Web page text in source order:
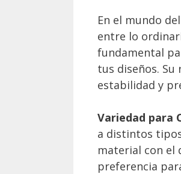
En el mundo
entre lo
fundamental
tus diseños.
estabilidad y
Variedad para
a distintos
material con el
preferencia